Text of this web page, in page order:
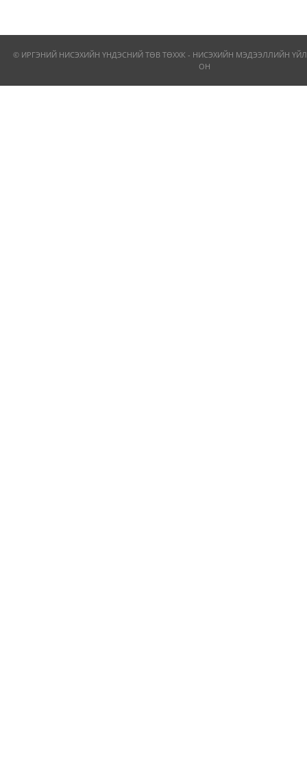
© ИРГЭНИЙ НИСЭХИЙН ҮНДЭСНИЙ ТӨВ ТӨХХК - НИСЭХИЙН МЭДЭЭЛЛИЙН
ОН